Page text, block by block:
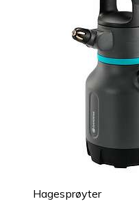
Hagesprøyter